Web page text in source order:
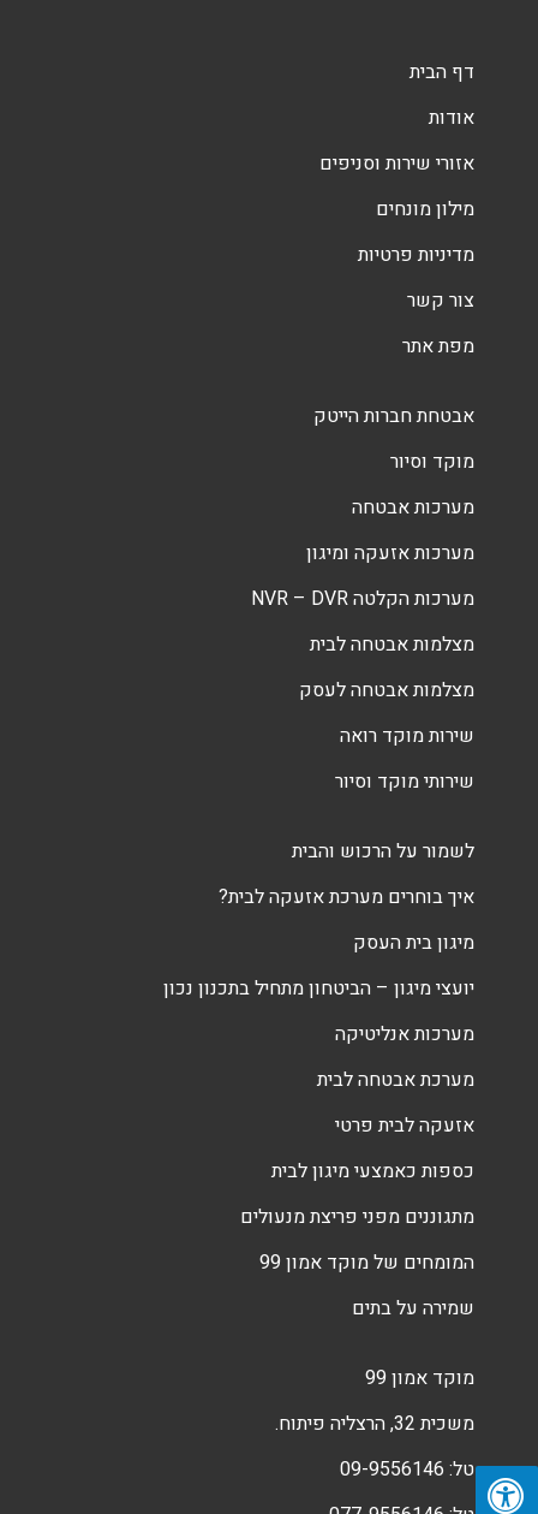
דף הבית
אודות
אזורי שירות וסניפים
מילון מונחים
מדיניות פרטיות
צור קשר
מפת אתר
אבטחת חברות הייטק
מוקד וסיור
מערכות אבטחה
מערכות אזעקה ומיגון
מערכות הקלטה NVR – DVR
מצלמות אבטחה לבית
מצלמות אבטחה לעסק
שירות מוקד רואה
שירותי מוקד וסיור
לשמור על הרכוש והבית
איך בוחרים מערכת אזעקה לבית?
מיגון בית העסק
יועצי מיגון – הביטחון מתחיל בתכנון נכון
מערכות אנליטיקה
מערכת אבטחה לבית
אזעקה לבית פרטי
כספות כאמצעי מיגון לבית
מתגוננים מפני פריצת מנעולים
המומחים של מוקד אמון 99
שמירה על בתים
מוקד אמון 99
משכית 32, הרצליה פיתוח.
טל: 09-9556146